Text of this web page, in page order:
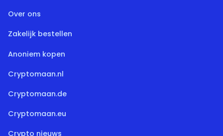
Over ons
Zakelijk bestellen
Anoniem kopen
Cryptomaan.nl
Cryptomaan.de
Cryptomaan.eu
Crypto nieuws